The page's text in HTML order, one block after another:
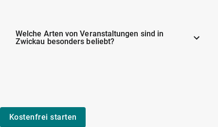
Welche Arten von Veranstaltungen sind in
Zwickau besonders beliebt?
Kostenfrei starten